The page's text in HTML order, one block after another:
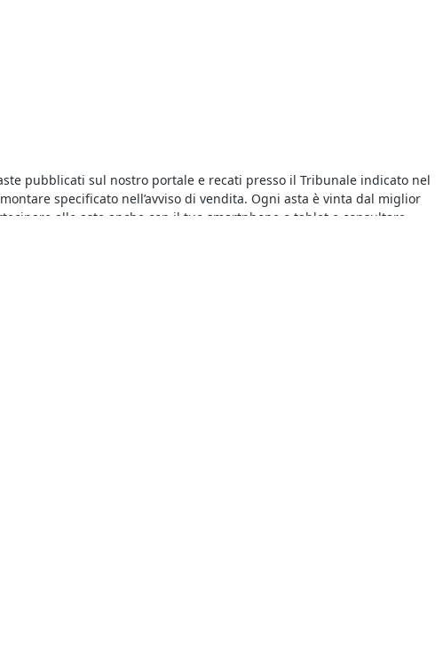
pubblicati sul nostro portale e recati presso il Tribunale indicato nel
specificato nell’avviso di vendita. Ogni asta è vinta dal miglior
alle aste anche con il tuo smartphone o tablet e consultare